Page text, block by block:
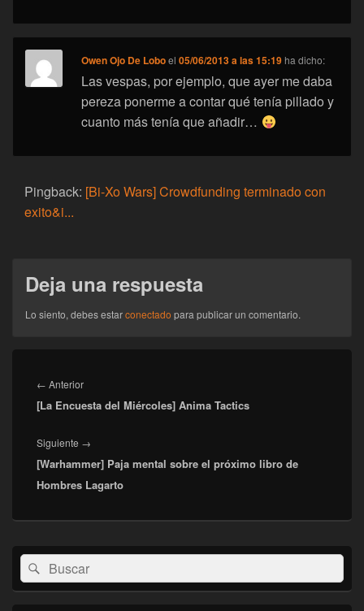
Owen Ojo De Loboel05/06/2013 a las 15:19 ha dicho:
Las vespas, por ejemplo, que ayer me daba
pereza ponerme a contar qué tenía pillado y
cuanto más tenía que añadir…
Pingback: [Bi-Xo Wars] Crowdfunding terminado con
exito&i...
Deja una respuesta
Lo siento, debes estarconectado para publicar un comentario.
de
entradas
← AnteriorEntrada
anterior:
[La Encuesta del Miércoles] Anima Tactics
Siguiente →
siguiente:
[Warhammer] Paja mental sobre el próximo libro de
Hombres Lagarto
El
área
de
Buscar
por:
Buscar